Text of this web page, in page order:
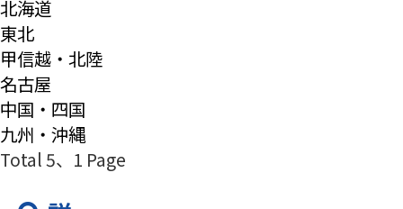
北海道
東北
甲信越・北陸
名古屋
中国・四国
九州・沖縄
Total 5、1 Page